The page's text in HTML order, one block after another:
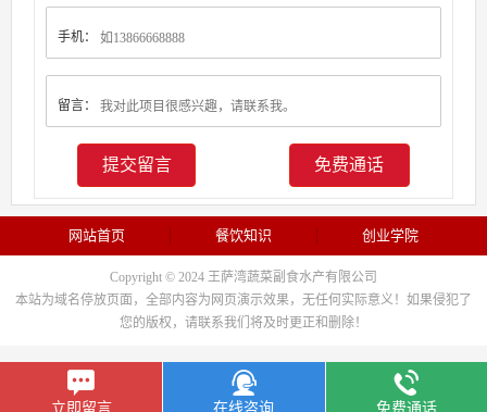
手机：
留言：
免费通话
网站首页 餐饮知识 创业学院
Copyright © 2024 王萨湾蔬菜副食水产有限公司
本站为域名停放页面，全部内容为网页演示效果，无任何实际意义！如果侵犯了
您的版权，请联系我们将及时更正和删除！
立即留言 在线咨询 免费通话